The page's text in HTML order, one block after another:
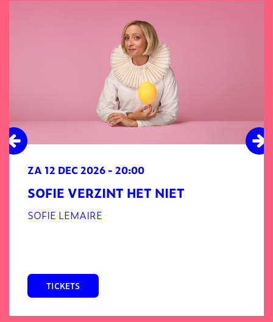
SOFIE VERZINT HET NIET
SOFIE LEMAIRE
ZA 12 DEC 2026 - 20:00
TICKETS